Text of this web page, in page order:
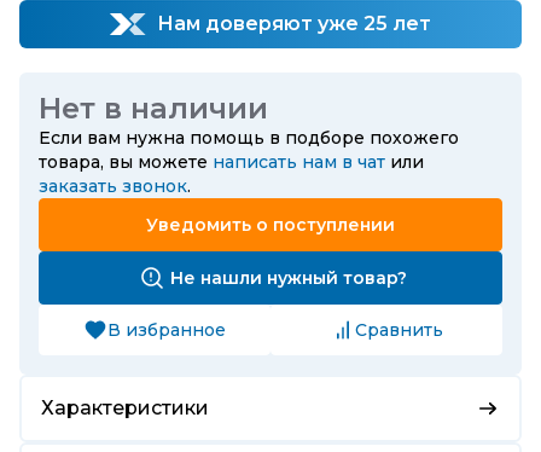
Нам доверяют уже 25 лет
Нет в наличии
Если вам нужна помощь в подборе похожего
товара, вы можете написать нам в чат или
заказать звонок.
Уведомить о поступлении
Не нашли нужный товар?
В избранное Сравнить
Характеристики